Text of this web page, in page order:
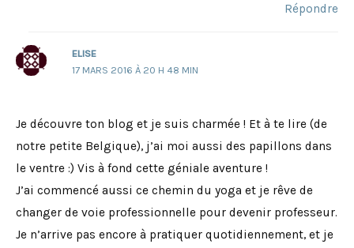
Répondre
ELISE
17 MARS 2016 À 20 H 48 MIN
Je découvre ton blog et je suis charmée ! Et à te lire (de
notre petite Belgique), j’ai moi aussi des papillons dans
le ventre :) Vis à fond cette géniale aventure !
J’ai commencé aussi ce chemin du yoga et je rêve de
changer de voie professionnelle pour devenir professeur.
Je n’arrive pas encore à pratiquer quotidiennement, et je